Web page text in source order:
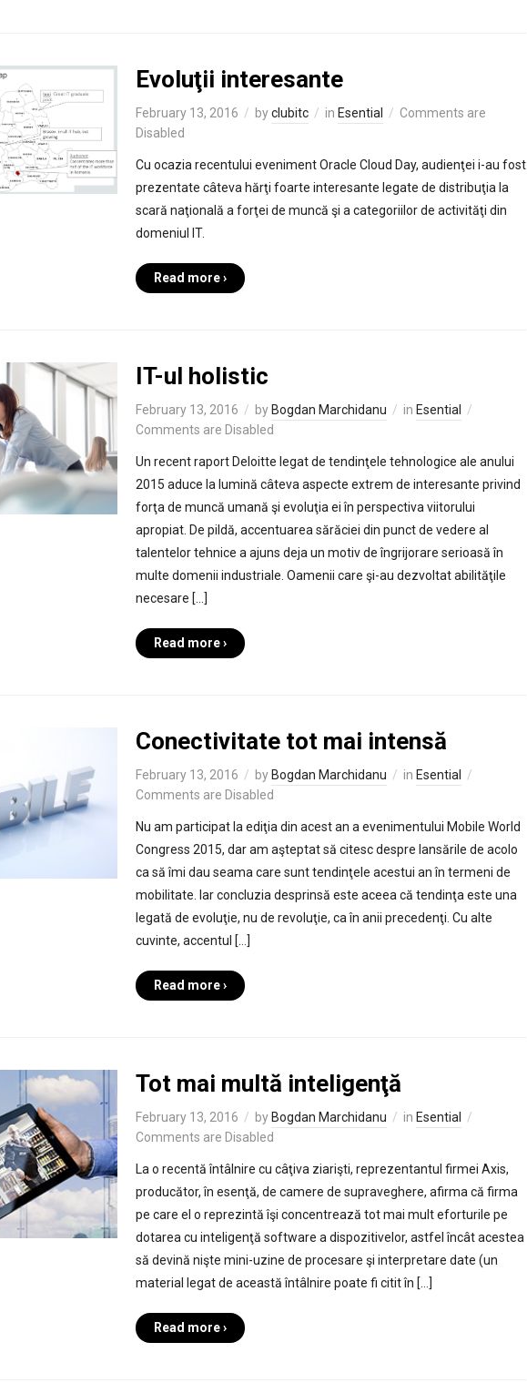
Evoluţii interesante
February 13, 2016 byclubitc in Esential
Comments are
Disabled
Cu ocazia recentului eveniment Oracle Cloud Day, audienţei i-au fost
prezentate câteva hărţi foarte interesante legate de distribuţia la
scară naţională a forţei de muncă şi a categoriilor de activităţi din
domeniul IT.
Read more ›
IT-ul holistic
February 13, 2016 by Bogdan Marchidanu in Esential
Comments are Disabled
Un recent raport Deloitte legat de tendinţele tehnologice ale anului
2015 aduce la lumină câteva aspecte extrem de interesante privind
forţa de muncă umană şi evoluţia ei în perspectiva viitorului
apropiat. De pildă, accentuarea sărăciei din punct de vedere al
talentelor tehnice a ajuns deja un motiv de îngrijorare serioasă în
multe domenii industriale. Oamenii care şi-au dezvoltat abilităţile
necesare […]
Read more ›
Conectivitate tot mai intensă
February 13, 2016 by Bogdan Marchidanu in Esential
Comments are Disabled
Nu am participat la ediţia din acest an a evenimentului Mobile World
Congress 2015, dar am aşteptat să citesc despre lansările de acolo
ca să îmi dau seama care sunt tendinţele acestui an în termeni de
mobilitate. Iar concluzia desprinsă este aceea că tendinţa este una
legată de evoluţie, nu de revoluţie, ca în anii precedenţi. Cu alte
cuvinte, accentul […]
Read more ›
Tot mai multă inteligenţă
February 13, 2016 by Bogdan Marchidanu in Esential
Comments are Disabled
La o recentă întâlnire cu câţiva ziarişti, reprezentantul firmei Axis,
producător, în esenţă, de camere de supraveghere, afirma că firma
pe care el o reprezintă îşi concentrează tot mai mult eforturile pe
dotarea cu inteligenţă software a dispozitivelor, astfel încât acestea
să devină nişte mini-uzine de procesare şi interpretare date (un
material legat de această întâlnire poate fi citit în […]
Read more ›